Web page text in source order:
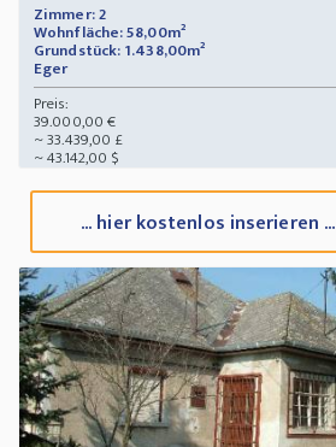
Zimmer: 2
Wohnfläche: 58,00m²
Grundstück: 1.438,00m²
Eger
Preis:
39.000,00 €
~ 33.439,00 £
~ 43.142,00 $
... hier kostenlos inserieren ...